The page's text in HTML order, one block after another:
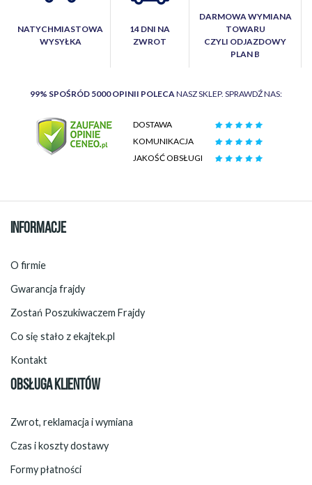
NATYCHMIASTOWA
WYSYŁKA
14 DNI NA
ZWROT
DARMOWA WYMIANA
TOWARU
CZYLI ODJAZDOWY
PLAN B
99% SPOŚRÓD 5000 OPINII POLECA NASZ SKLEP. SPRAWDŹ NAS:
DOSTAWA
KOMUNIKACJA
JAKOŚĆ OBSŁUGI
INFORMACJE
O firmie
Gwarancja frajdy
Zostań Poszukiwaczem Frajdy
Co się stało z ekajtek.pl
Kontakt
OBSŁUGA KLIENTÓW
Zwrot, reklamacja i wymiana
Czas i koszty dostawy
Formy płatności